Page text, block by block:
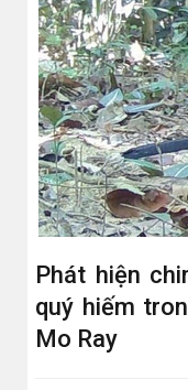
Phát hiện
quý hiếm
Mo Ray